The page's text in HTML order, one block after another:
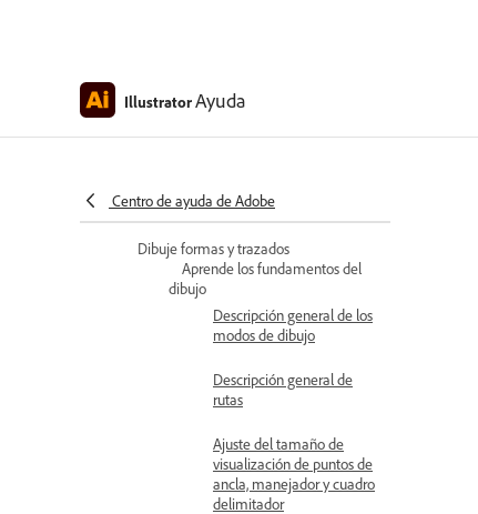
IllustratorAyuda
Centro de ayuda de Adobe
Generar, reescribir, revisar y
traducir texto
Dibuje formas y trazados
Aprende los fundamentos del
dibujo
Descripción general de los
modos de dibujo
Descripción general de
rutas
Ajuste del tamaño de
visualización de puntos de
ancla, manejador y cuadro
delimitador